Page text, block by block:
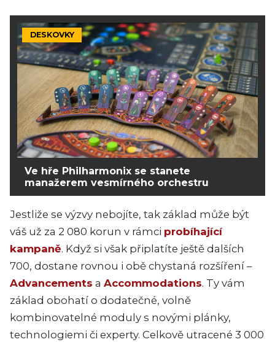
DESKOVKY
Ve hře Philharmonix se stanete
manažerem vesmírného orchestru
Jestliže se výzvy nebojíte, tak základ může být
váš už za 2 080 korun v rámci probíhající
kampaně. Když si však připlatíte ještě dalších
700, dostane rovnou i obě chystaná rozšíření –
Advancements a Accommodations. Ty vám
základ obohatí o dodatečné, volně
kombinovatelné moduly s novými plánky,
technologiemi či experty. Celkově utracené 3 000